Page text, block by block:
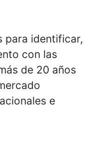
para identificar,
con las
de 20 años
e